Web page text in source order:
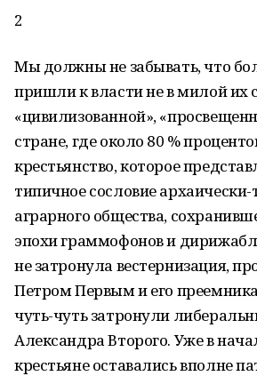
2
Мы должны не забывать, что
пришли к власти не в милой их
«цивилизованной»,
стране, где около 80 %
крестьянство, которое
типичное сословие
аграрного общества,
эпохи граммофонов и
не затронула вестернизация,
Петром Первым и его
чуть-чуть затронули
Александра Второго. Уже в
крестьяне оставались вполне